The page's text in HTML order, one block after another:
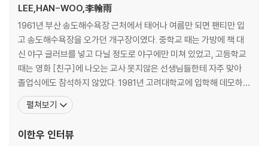
LEE,HAN-WOO,李翰雨
1961년 부산 송도해수욕장 근처에서 태어나 여름만 되면 팬티만 입
고 송도해수욕장을 오가던 개구장이였다. 중학교 때는 가방에 책 대
신 야구 글러브를 넣고 다닐 정도로 야구에만 미쳐 있었고, 고등학교
때는 영화 [친구]에 나오는 교사 못지않은 선생님들한테 자주 맞아
졸업식에도 참석하지 않았다. 1981년 고려대학교에 입학해 데모하
다 얻어맞는 여학생을 보고 충격을 받아 학생운동을 시작했다. 그러
나 겁이 많아서인지 결국 혁명가의 꿈을 접고 공부 쪽으로 방향을 돌
련이 컸지만 대학원 과정 때 우연히 접하게 된 하이데거에
펼쳐보기
이한우 인터뷰